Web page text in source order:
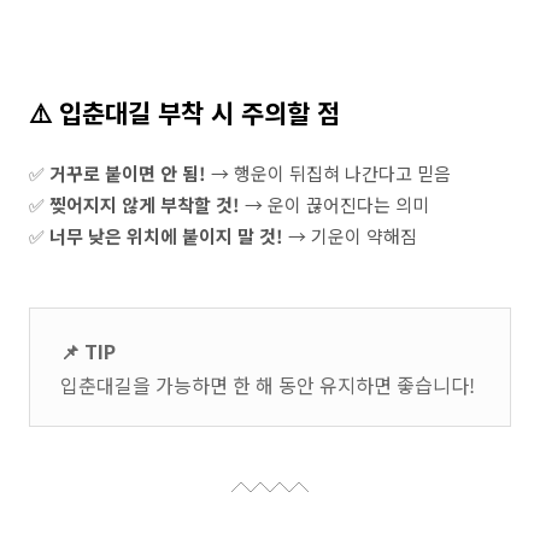
⚠️ 입춘대길 부착 시 주의할 점
✅ 거꾸로 붙이면 안 됨! → 행운이 뒤집혀 나간다고 믿음
✅찢어지지 않게 부착할 것! → 운이 끊어진다는 의미
✅ 너무 낮은 위치에 붙이지 말 것! → 기운이 약해짐
📌 TIP
입춘대길을 가능하면 한 해 동안 유지하면 좋습니다!